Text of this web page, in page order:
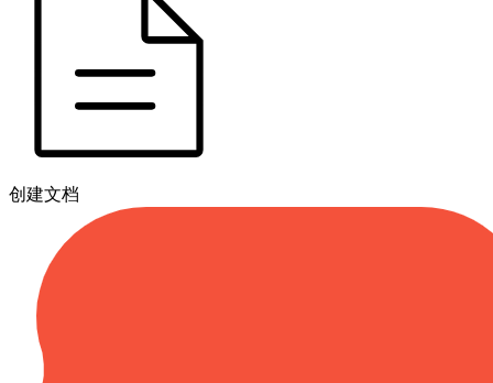
创建文档